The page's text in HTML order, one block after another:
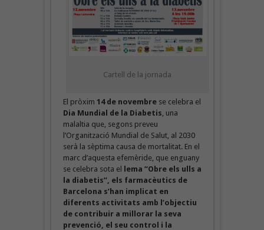
Cartell de la jornada
El pròxim 14 de novembrese celebra el
Dia Mundial de la Diabetis , una
malaltia que, segons preveu
l’Organització Mundial de Salut, al 2030
serà la sèptima causa de mortalitat. En el
marc d’aquesta efemèride, que enguany
se celebra sota el
lema “Obre els ulls a
la diabetis”, els farmacèutics de
Barcelona s’han implicat en
diferents activitats amb l’objectiu
de contribuir a millorar la seva
prevenció, el seu control i la